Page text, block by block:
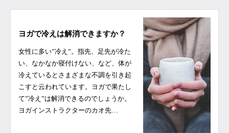
ヨガで冷えは解消できますか？
女性に多い”冷え”。指先、足先が冷た
い、なかなか寝付けない、など、体が
冷えているとさまざまな不調を引き起
こすと云われています。ヨガで果たし
て”冷え”は解消できるのでしょうか。
ヨガインストラクターのカオ先…